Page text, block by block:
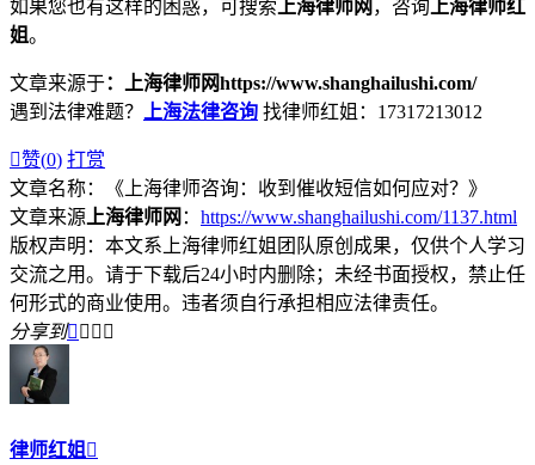
如果您也有这样的困惑，可搜索 上海律师网 ，咨询 上海律师红
姐。
文章来源于：上海律师网https://www.shanghailushi.com/
遇到法律难题？
上海法律咨询 找律师红姐：17317213012
赞(0) 打赏
文章名称：《上海律师咨询：收到催收短信如何应对？》
文章来源 上海律师网 ： https://www.shanghailushi.com/1137.html
版权声明：本文系上海律师红姐团队原创成果，仅供个人学习
交流之用。请于下载后24小时内删除；未经书面授权，禁止任
何形式的商业使用。违者须自行承担相应法律责任。
分享到   
律师红姐 